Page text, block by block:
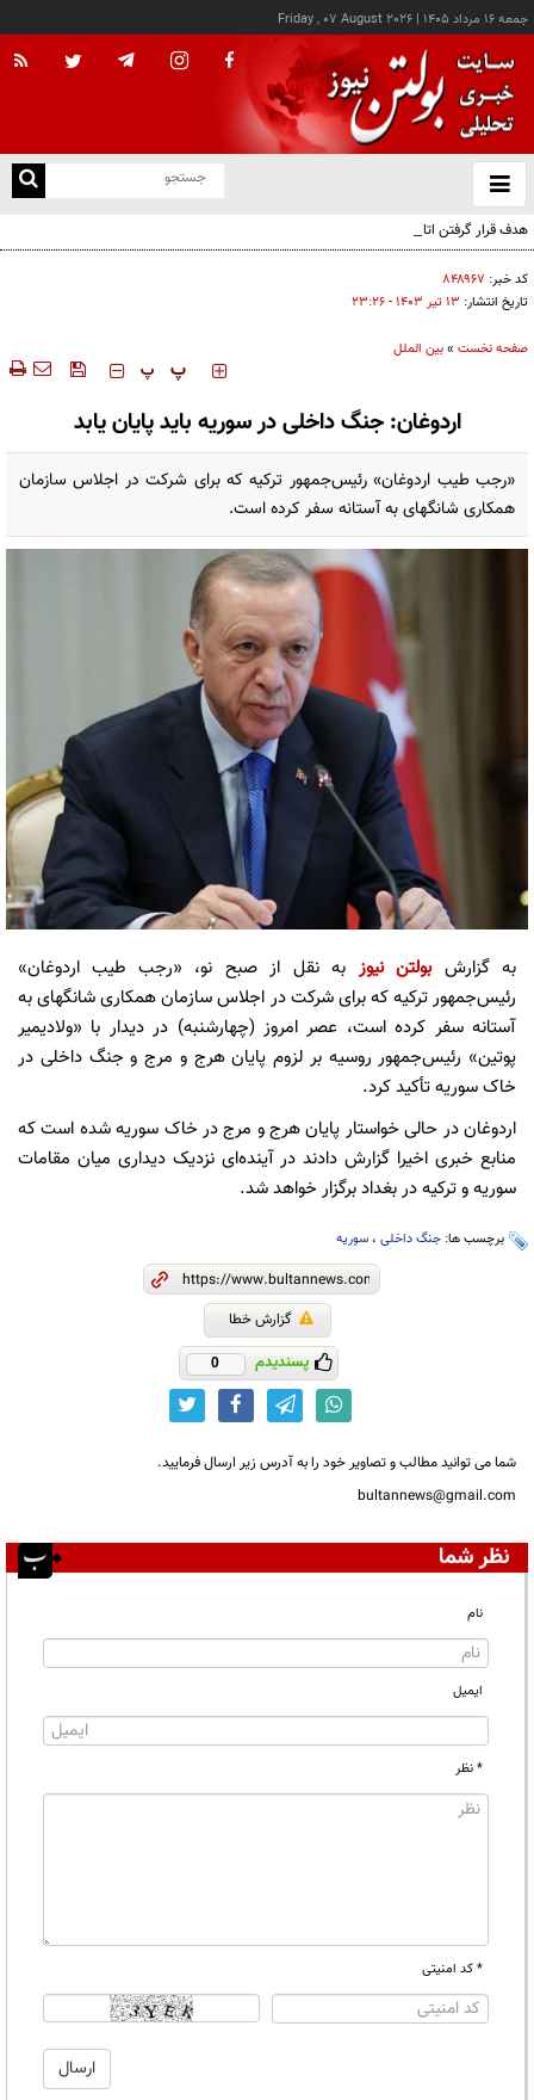
جمعه ۱۶ مرداد ۱۴۰۵ |
Friday , 07 August 2026
باز
و
هدف قرار گرفتن اتاق‌ فرماندهی مزدوران عربستان در یمن
کد خبر: ۸۴۸۹۶۷
تاریخ انتشار: ۱۳ تير ۱۴۰۳ - ۲۳:۲۶
صفحه نخست »بین الملل
‍‍‍ پ پ
اردوغان: جنگ داخلی در سوریه باید پایان یابد
«رجب طیب اردوغان» رئیس‌جمهور ترکیه که برای شرکت در اجلاس سازمان
همکاری شانگهای به آستانه سفر کرده است.
به گزارشبولتن نیوز به نقل از صبح نو، «رجب طیب اردوغان»
رئیس‌جمهور ترکیه که برای شرکت در اجلاس سازمان همکاری شانگهای به
آستانه سفر کرده است، عصر امروز (چهارشنبه) در دیدار با «ولادیمیر
پوتین» رئیس‌جمهور روسیه بر لزوم پایان هرج و مرج و جنگ داخلی در
خاک سوریه تأکید کرد.
اردوغان در حالی خواستار پایان هرج و مرج در خاک سوریه شده است که
منابع خبری اخیرا گزارش دادند در آینده‌ای نزدیک دیداری میان مقامات
سوریه و ترکیه در بغداد برگزار خواهد شد.
برچسب ها: جنگ داخلی ، سوریه
گزارش خطا
پسندیدم 0
شما می توانید مطالب و تصاویر خود را به آدرس زیر ارسال فرمایید.
bultannews@gmail.com
نظر شما
نام
ایمیل
* نظر
* کد امنیتی